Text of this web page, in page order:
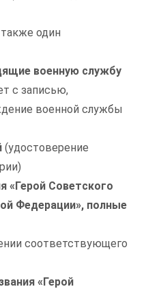
также один
военную службу
с записью,
военной службы
(удостоверение
«Герой Советского
Федерации», полные
соответствующего
«Герой